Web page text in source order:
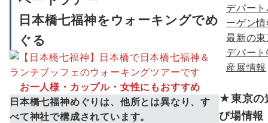
日本橋七福神をウォーキングでめ
ぐる
お一人様・カップル・女性にもおすすめ
日本橋七福神めぐりは、他所とは異なり、す
べて神社で構成されています。
デパー
ーゲン
最新の
デパー
産展情報
★東京の
び場情報